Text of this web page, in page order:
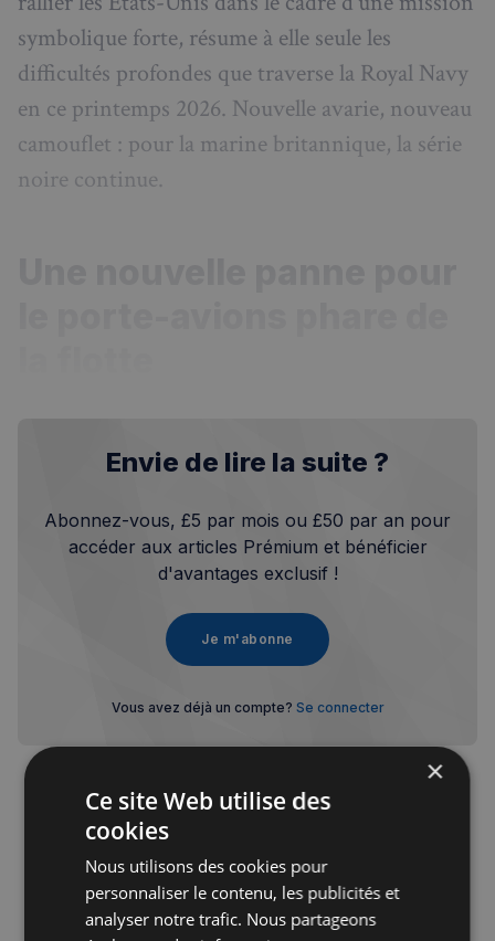
symbolique forte, résume à elle seule les
difficultés profondes que traverse la Royal Navy
en ce printemps 2026. Nouvelle avarie, nouveau
camouflet : pour la marine britannique, la série
noire continue.
Envie de lire la suite ?
Abonnez-vous, £5 par mois ou £50 par an pour
accéder aux articles Prémium et bénéficier
d'avantages exclusif !
Je m'abonne
Vous avez déjà un compte? Se connecter
Publicité
×
Ce site Web utilise des
cookies
Nous utilisons des cookies pour
personnaliser le contenu, les publicités et
analyser notre trafic. Nous partageons